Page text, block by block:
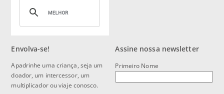
Envolva-se!
Apadrinhe uma criança, seja um
doador, um intercessor, um
multiplicador ou viaje conosco.
Assine nossa newsletter
Primeiro Nome